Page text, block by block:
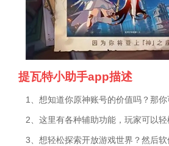
提瓦特小助手app描述
1、想知道你原神账号的价值吗？那你
2、这里有各种辅助功能，玩家可以轻
3、想轻松探索开放游戏世界？然后